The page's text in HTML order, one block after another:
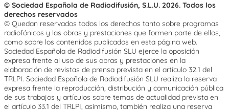
© Sociedad Española de Radiodifusión, S.L.U. 2026. Todos los
derechos reservados
© Quedan reservados todos los derechos tanto sobre programas
radiofónicos y las obras y prestaciones que formen parte de ellos,
como sobre los contenidos publicados en esta página web.
Sociedad Española de Radiodifusión SLU ejerce la oposición
expresa frente al uso de sus obras y prestaciones en la
elaboración de revistas de prensa prevista en el artículo 32.1 del
TRLPI. Sociedad Española de Radiodifusión SLU realiza la reserva
expresa frente la reproducción, distribución y comunicación pública
de sus trabajos y artículos sobre temas de actualidad prevista en
el artículo 33.1 del TRLPI, asimismo, también realiza una reserva